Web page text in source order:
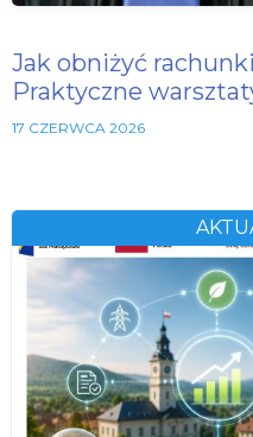
Jak obniżyć
Praktyczne
17 CZERWCA 2026